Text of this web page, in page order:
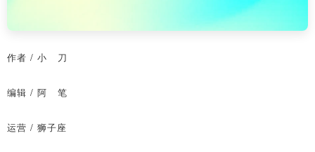
作者 / 小 刀
编辑 / 阿 笔
运营 / 狮子座